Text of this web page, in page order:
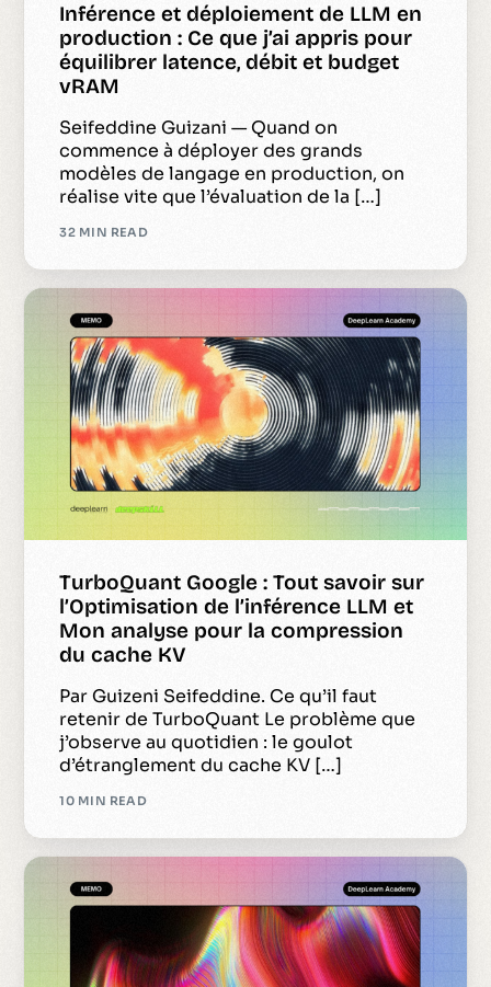
Inférence et déploiement de LLM en
production : Ce que j’ai appris pour
équilibrer latence, débit et budget
vRAM
Seifeddine Guizani — Quand on
commence à déployer des grands
modèles de langage en production, on
réalise vite que l’évaluation de la […]
32 MIN READ
TurboQuant Google : Tout savoir sur
l’Optimisation de l’inférence LLM et
Mon analyse pour la compression
du cache KV
Par Guizeni Seifeddine. Ce qu’il faut
retenir de TurboQuant Le problème que
j’observe au quotidien : le goulot
d’étranglement du cache KV […]
10 MIN READ